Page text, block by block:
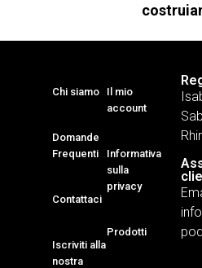
Chi siamo
Domande
Frequenti
Contattaci
Iscriviti alla
nostra
Il mio
account
Informativa
sulla
privacy
Prodotti